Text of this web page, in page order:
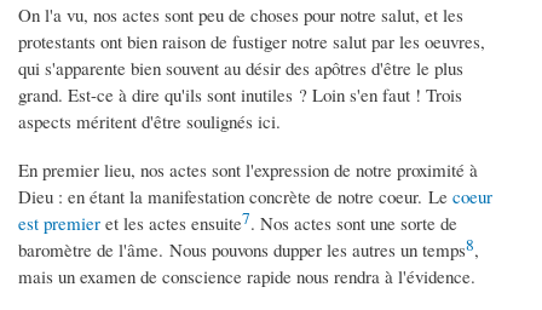
On l'a vu, nos actes sont peu de choses pour notre salut, et les
protestants ont bien raison de fustiger notre salut par les oeuvres,
qui s'apparente bien souvent au désir des apôtres d'être le plus
grand. Est-ce à dire qu'ils sont inutiles ? Loin s'en faut ! Trois
aspects méritent d'être soulignés ici.
En premier lieu, nos actes sont l'expression de notre proximité à
Dieu : en étant la manifestation concrète de notre coeur. Le coeur
est premier et les actes ensuite7. Nos actes sont une sorte de
baromètre de l'âme. Nous pouvons dupper les autres un temps8,
mais un examen de conscience rapide nous rendra à l'évidence.